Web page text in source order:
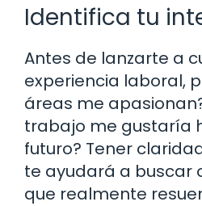
Identifica tu
Antes de lanzarte a
experiencia laboral,
áreas me
trabajo me gustaría
futuro? Tener
te ayudará a buscar
que realmente